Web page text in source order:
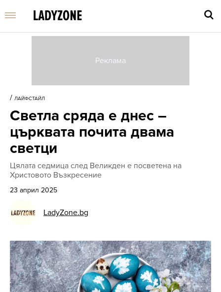
/ ЛАЙФСТАЙЛ
Светла сряда е днес –
църквата почита двама
светци
Цялата седмица след Великден е посветена на
Христовото Възкресение
23 април 2025
LadyZone.bg